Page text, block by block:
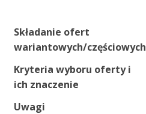
Składanie ofert
wariantowych/częściowych
Kryteria wyboru oferty i
ich znaczenie
Uwagi